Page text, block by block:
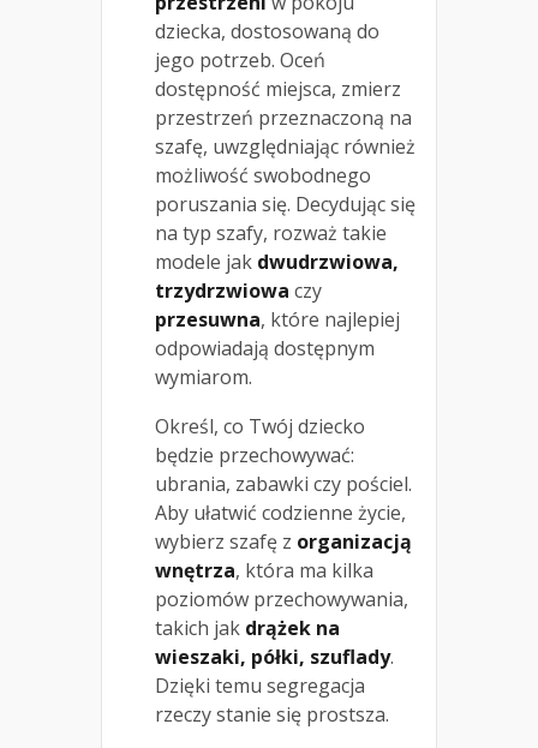
dziecka, dostosowaną do
jego potrzeb. Oceń
dostępność miejsca, zmierz
przestrzeń przeznaczoną na
szafę, uwzględniając również
możliwość swobodnego
poruszania się. Decydując się
na typ szafy, rozważ takie
modele jak dwudrzwiowa,
trzydrzwiowa czy
przesuwna, które najlepiej
odpowiadają dostępnym
wymiarom.
Określ, co Twój dziecko
będzie przechowywać:
ubrania, zabawki czy pościel.
Aby ułatwić codzienne życie,
wybierz szafę z organizacją
wnętrza, która ma kilka
poziomów przechowywania,
takich jak drążek na
wieszaki, półki, szuflady.
Dzięki temu segregacja
rzeczy stanie się prostsza.